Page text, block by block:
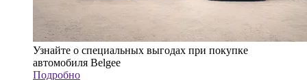
Узнайте о специальных выгодах при покупке
автомобиля Belgee
Подробно